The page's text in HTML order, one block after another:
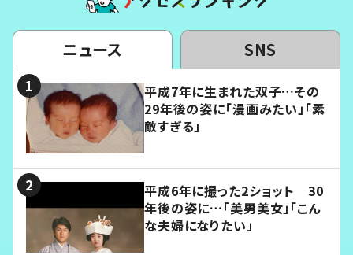
ニュース SNS
平成7年に生まれた双子…その
29年後の姿に「漫画みたい」「素
敵すぎる」
平成6年に撮った2ショット 30
年後の姿に…「美男美女」「こん
な夫婦になりたい」